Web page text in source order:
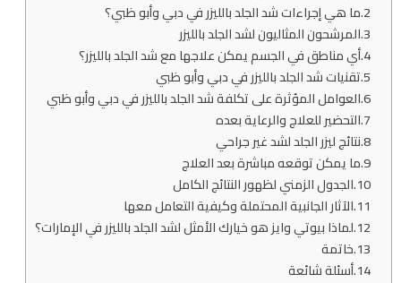
ما هي إجراءات شد الجلد بالليزر في دبي وأبو ظبي؟
المرشحون المثاليون لشد الجلد بالليزر
أي مناطق في الجسم يمكن علاجها مع شد الجلد بالليزر؟
تقنيات شد الجلد بالليزر في دبي وأبو ظبي
العوامل المؤثرة على تكلفة شد الجلد بالليزر في دبي وأبو ظبي
التحضير للعلاج والرعاية بعده
نتائج ليزر الجلد لشد غير جراحي
ما يمكن توقعه مباشرة بعد العلاج
الجدول الزمني لظهور النتائج الكامل
الآثار الجانبية المحتملة وكيفية التعامل معها
لماذا بيوتي وايز هو خيارك الأمثل لشد الجلد بالليزر في الإمارات؟
خاتمة
أسئلة شائعة